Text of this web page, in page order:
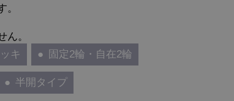
。
キ
固定2輪・自在2輪
半開タイプ